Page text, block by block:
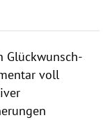
Glückwunsch-
voll